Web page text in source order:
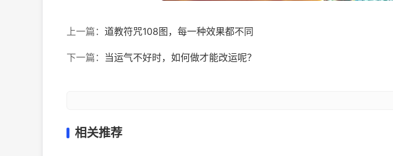
上一篇： 道教符咒108图，每一种效果都不同
下一篇： 当运气不好时，如何做才能改运呢？
相关推荐